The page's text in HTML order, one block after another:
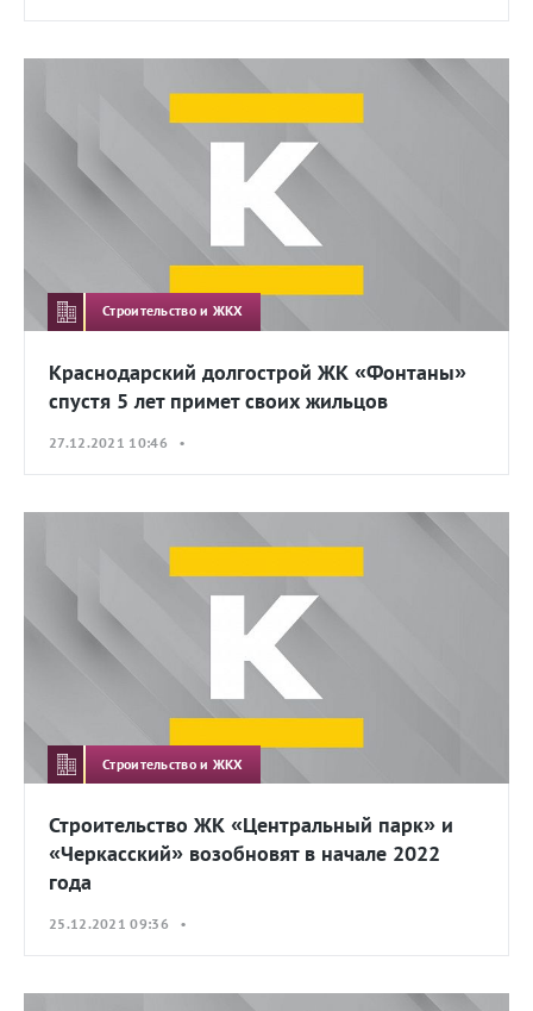
Строительство и ЖКХ
Краснодарский долгострой ЖК «Фонтаны»
спустя 5 лет примет своих жильцов
27.12.2021 10:46 •
Строительство и ЖКХ
Строительство ЖК «Центральный парк» и
«Черкасский» возобновят в начале 2022
года
25.12.2021 09:36 •